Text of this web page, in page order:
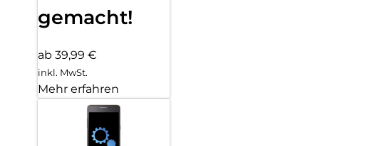
gemacht!
ab 39,99 €
inkl. MwSt.
Mehr erfahren